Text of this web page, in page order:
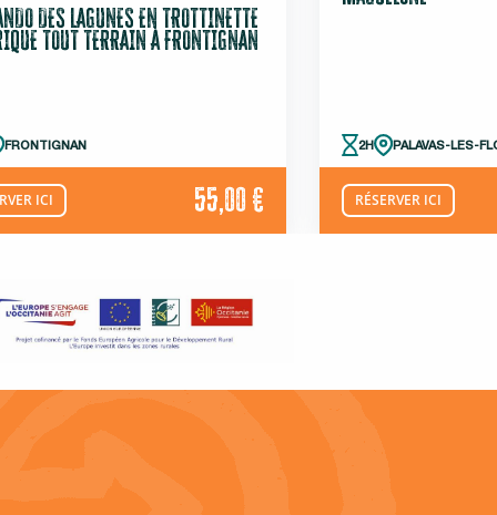
DES LAGUNES EN TROTTINETTE
TOUT TERRAIN À FRONTIGNAN
FRONTIGNAN
ICI 55,00 €
2H PALAVAS-LES-
RÉSERVER ICI